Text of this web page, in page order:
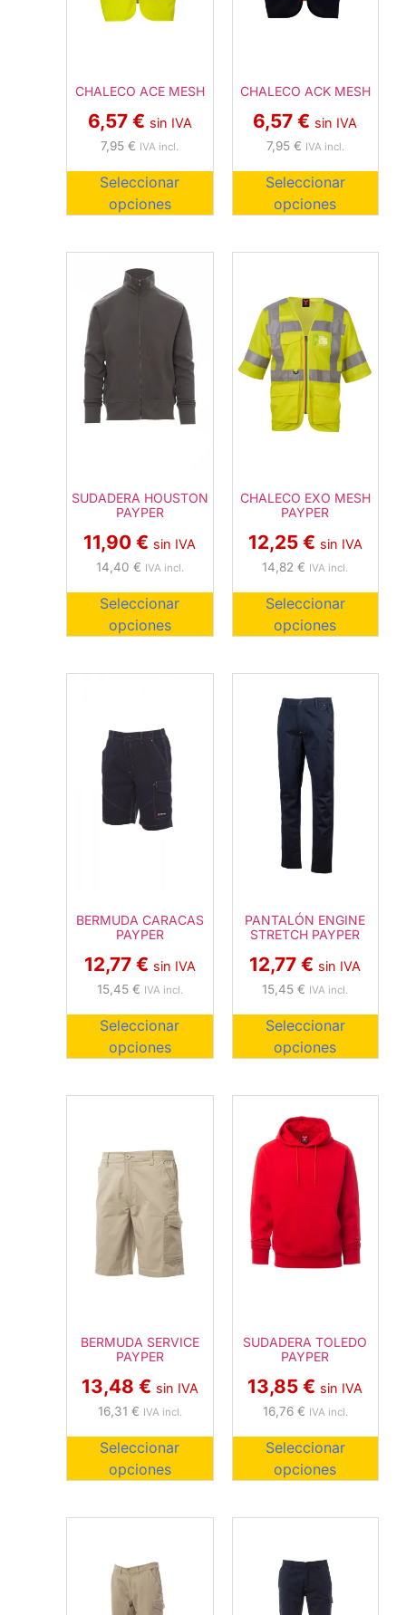
CHALECO ACE MESH
6,57 € sin IVA
7,95€ IVA incl.
Seleccionar
opciones
CHALECO ACK MESH
6,57€ sin IVA
7,95 € IVA incl.
Seleccionar
opciones
SUDADERA HOUSTON
PAYPER
11,90€ sin IVA
14,40 € IVA incl.
Seleccionar
opciones
CHALECO EXO MESH
PAYPER
12,25 € sin IVA
14,82€ IVA incl.
Seleccionar
opciones
BERMUDA CARACAS
PAYPER
12,77 € sin IVA
15,45 € IVA incl.
Seleccionar
opciones
PANTALÓN ENGINE
STRETCH PAYPER
12,77€ sin IVA
15,45€ IVA incl.
Seleccionar
opciones
BERMUDA SERVICE
PAYPER
13,48 € sin IVA
16,31 € IVA incl.
Seleccionar
opciones
SUDADERA TOLEDO
PAYPER
13,85€ sin IVA
16,76 € IVA incl.
Seleccionar
opciones